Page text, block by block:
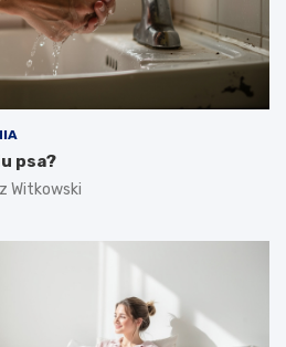
psa?
Witkowski